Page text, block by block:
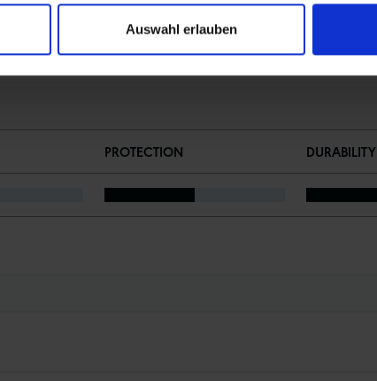
Auswahl erlauben
PROTECTION DURABILITY